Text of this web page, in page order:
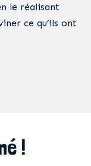
le réalisant
ce qu’ils ont
!